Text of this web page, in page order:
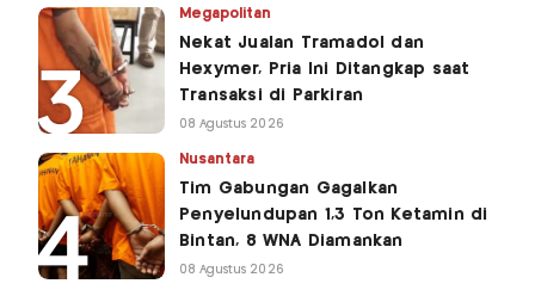
Megapolitan
Nekat Jualan Tramadol dan
Hexymer, Pria Ini Ditangkap saat
Transaksi di Parkiran
08 Agustus 2026
Nusantara
Tim Gabungan Gagalkan
Penyelundupan 1,3 Ton Ketamin di
Bintan, 8 WNA Diamankan
08 Agustus 2026